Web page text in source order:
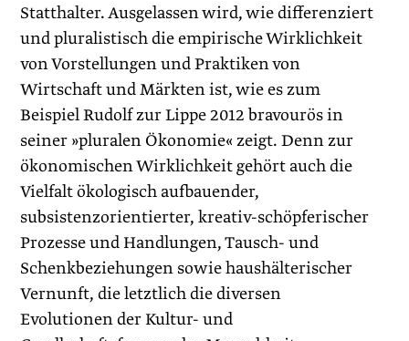
Statthalter. Ausgelassen wird, wie differenziert
und pluralistisch die empirische Wirklichkeit
von Vorstellungen und Praktiken von
Wirtschaft und Märkten ist, wie es zum
Beispiel Rudolf zur Lippe 2012 bravourös in
seiner »pluralen Ökonomie« zeigt. Denn zur
ökonomischen Wirklichkeit gehört auch die
Vielfalt ökologisch aufbauender,
subsistenzorientierter, kreativ-schöpferischer
Prozesse und Handlungen, Tausch- und
Schenkbeziehungen sowie haushälterischer
Vernunft, die letztlich die diversen
Evolutionen der Kultur- und